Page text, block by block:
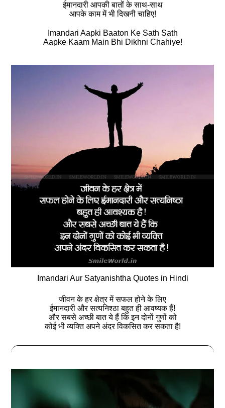
ईमानदारी आपकी बातों के साथ-साथ
आपके काम में भी दिखनी चाहिए!
Imandari Aapki Baaton Ke Sath Sath
Aapke Kaam Main Bhi Dikhni Chahiye!
Imandari Aur Satyanishtha Quotes in Hindi
जीवन के हर क्षेत्र में सफल होने के लिए
ईमानदारी और सत्यनिश्ठा बहुत ही आवष्यक हैं!
और सबसे अच्छी बात ये हैं कि इन दोनाें गुणों को
कोई भी व्यक्ति अपने अंदर विकसित कर सकता है!